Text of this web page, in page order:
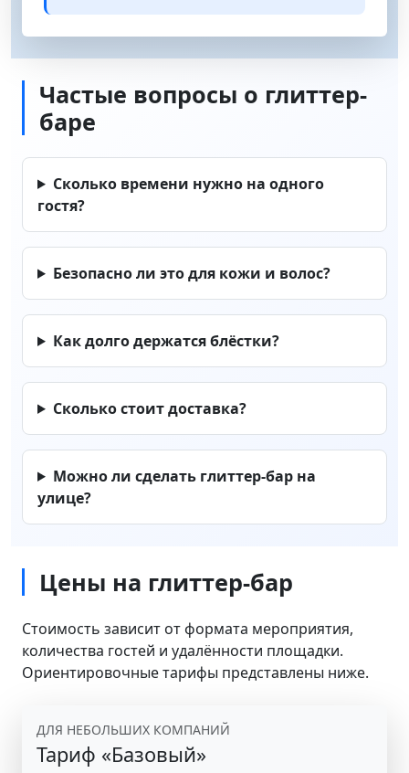
Частые вопросы о глиттер-
баре
Сколько времени нужно на одного
гостя?
Безопасно ли это для кожи и волос?
Как долго держатся блёстки?
Сколько стоит доставка?
Можно ли сделать глиттер-бар на
улице?
Цены на глиттер-бар
Стоимость зависит от формата мероприятия,
количества гостей и удалённости площадки.
Ориентировочные тарифы представлены ниже.
ДЛЯ НЕБОЛЬШИХ КОМПАНИЙ
Тариф «Базовый»